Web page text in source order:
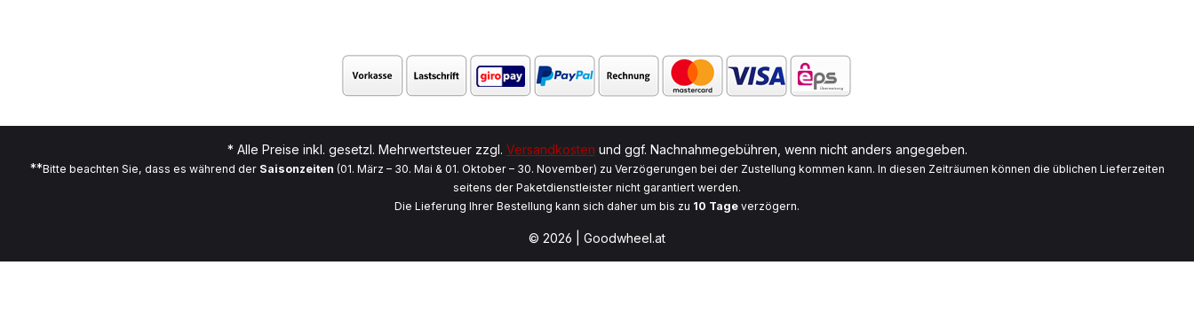
* Alle Preise inkl. gesetzl. Mehrwertsteuer zzgl. Versandkosten und ggf. Nachnahmegebühren, wenn nicht anders angegeben.
**Bitte beachten Sie, dass es während der Saisonzeiten (01. März – 30. Mai & 01. Oktober – 30. November) zu Verzögerungen bei der Zustellung kommen kann. In diesen Zeiträumen können die üblichen Lieferzeiten
seitens der Paketdienstleister nicht garantiert werden.
Die Lieferung Ihrer Bestellung kann sich daher um bis zu 10 Tage verzögern.
© 2026 | Goodwheel.at